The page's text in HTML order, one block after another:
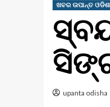
ଖବର ଉପାନ୍ତ
upanta odisha